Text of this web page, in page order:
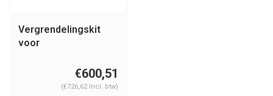
Vergrendelingskit
voor
€600,51
(€726,62 Incl. btw)